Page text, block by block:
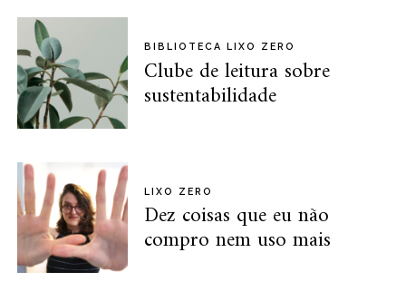
BIBLIOTECA LIXO ZERO
Clube de leitura sobre
sustentabilidade
LIXO ZERO
Dez coisas que eu não
compro nem uso mais